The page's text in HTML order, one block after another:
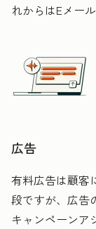
れからはEメー
広告
有料広告は顧客
段ですが、広告
キャンペーンア